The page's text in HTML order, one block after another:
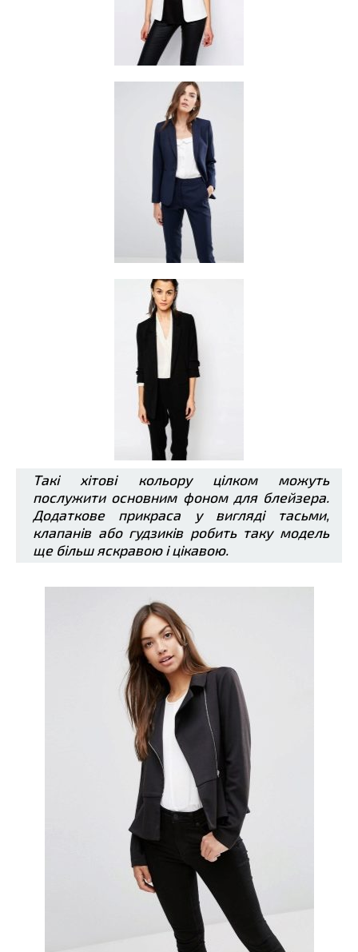
Такі хітові кольору цілком можуть
послужити основним фоном для блейзера.
Додаткове прикраса у вигляді тасьми,
клапанів або гудзиків робить таку модель
ще більш яскравою і цікавою.